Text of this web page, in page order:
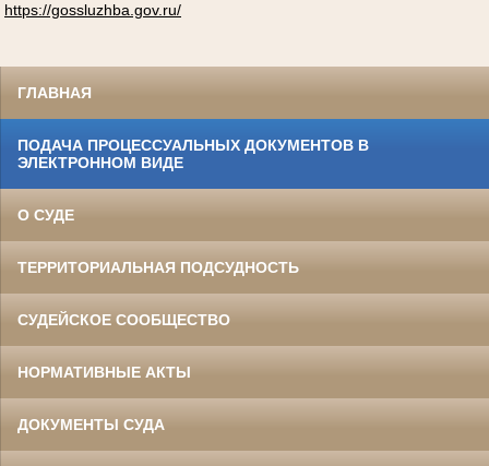
https://gossluzhba.gov.ru/
ГЛАВНАЯ
ПОДАЧА ПРОЦЕССУАЛЬНЫХ ДОКУМЕНТОВ В
ЭЛЕКТРОННОМ ВИДЕ
О СУДЕ
ТЕРРИТОРИАЛЬНАЯ ПОДСУДНОСТЬ
СУДЕЙСКОЕ СООБЩЕСТВО
НОРМАТИВНЫЕ АКТЫ
ДОКУМЕНТЫ СУДА